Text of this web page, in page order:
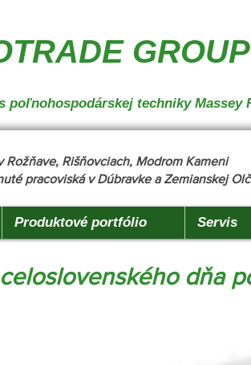
techniky Massey
Rožňave, Rišňovciach, Modrom Kameni
pracoviská v Dúbravke a Zemianskej
Produktové portfólio Servis
dňa